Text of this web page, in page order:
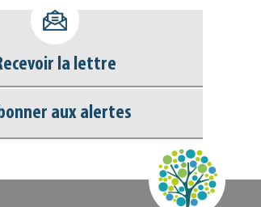
documentaire
veilles Scoop.it
la lettre
aux alertes